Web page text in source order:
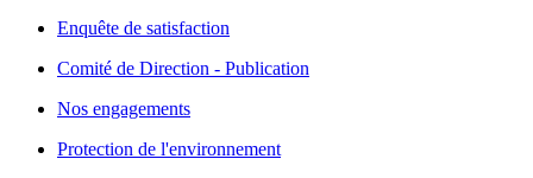
Enquête de satisfaction
Comité de Direction - Publication
Nos engagements
Protection de l'environnement